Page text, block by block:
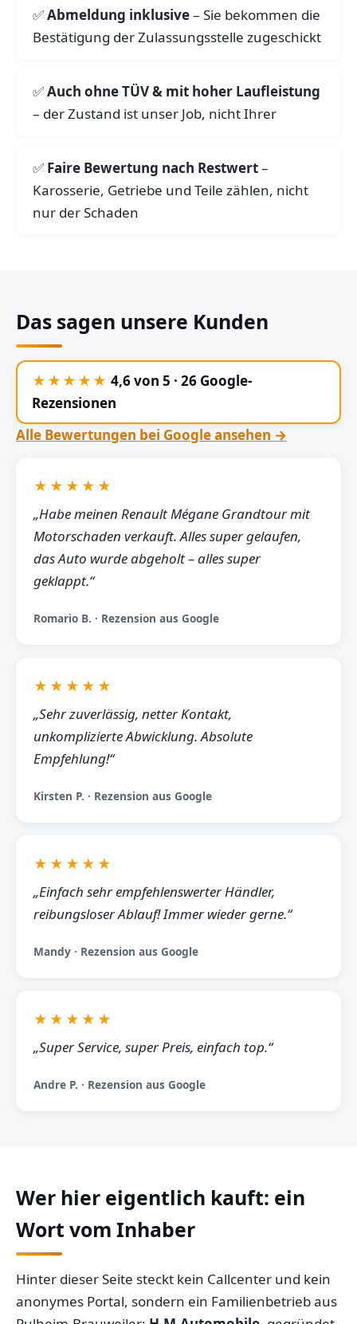
Abmeldung inklusive– Sie bekommen die
Bestätigung der Zulassungsstelle zugeschickt
Auch ohne TÜV & mit hoher Laufleistung
– der Zustand ist unser Job, nicht Ihrer
Faire Bewertung nach Restwert–
Karosserie, Getriebe und Teile zählen, nicht
nur der Schaden
Das sagen unsere Kunden
★★★★★ 4,6 von 5 · 26 Google-
Rezensionen
Alle Bewertungen bei Google ansehen →
★★★★★
„Habe meinen Renault Mégane Grandtour mit
Motorschaden verkauft. Alles super gelaufen,
das Auto wurde abgeholt – alles super
geklappt.“
Romario B. · Rezension aus Google
★★★★★
„Sehr zuverlässig, netter Kontakt,
unkomplizierte Abwicklung. Absolute
Empfehlung!“
Kirsten P. · Rezension aus Google
★★★★★
„Einfach sehr empfehlenswerter Händler,
reibungsloser Ablauf! Immer wieder gerne.“
Mandy · Rezension aus Google
★★★★★
„Super Service, super Preis, einfach top.“
Andre P. · Rezension aus Google
Wer hier eigentlich kauft: ein
Wort vom Inhaber
Hinter dieser Seite steckt kein Callcenter und kein
anonymes Portal, sondern ein Familienbetrieb aus